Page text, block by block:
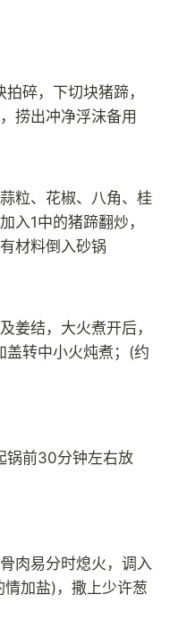
碎，下切块猪蹄，
捞出冲净浮沫备用
粒、花椒、八角、桂
入1中的猪蹄翻炒，
材料倒入砂锅
姜结，大火煮开后，
盖转中小火炖煮；(约
锅前30分钟左右放
肉易分时熄火，调入
加盐)，撒上少许葱